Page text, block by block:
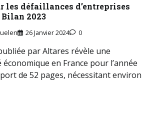
les défaillances d’entreprises
Bilan 2023
26 Janvier 2024 0
par Altares révèle une
en France pour l’année
de 52 pages, nécessitant environ